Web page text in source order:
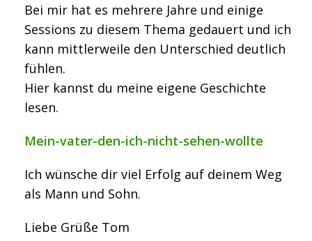
Bei mir hat es mehrere Jahre und einige
Sessions zu diesem Thema gedauert und ich
kann mittlerweile den Unterschied deutlich
fühlen.
Hier kannst du meine eigene Geschichte
lesen.
Mein-vater-den-ich-nicht-sehen-wollte
Ich wünsche dir viel Erfolg auf deinem Weg
als Mann und Sohn.
Liebe Grüße Tom